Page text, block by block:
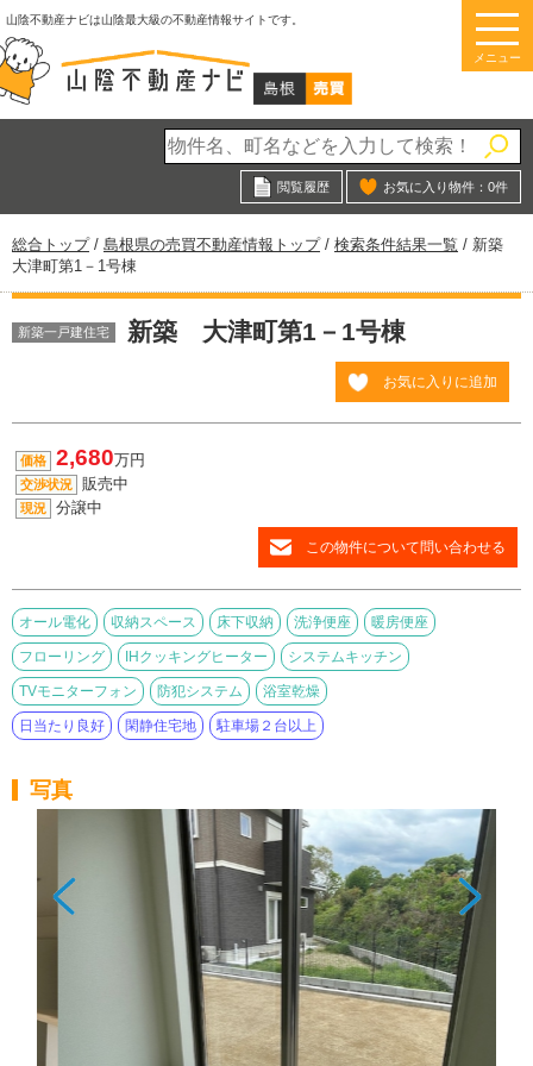
このページの本文へ
山陰不動産ナビは山陰最大級の不動産情報サイトです。
メニュー
閲覧履歴 お気に入り物件： 0件
現
在
の
置：
総合トップ/ 島根県の売買不動産情報トップ/ 検索条件結果一覧 / 新築
大津町第1－1号棟
新築一戸建住宅 新築 大津町第1－1号棟
お気に入りに追加
価格 2,680万円
交渉状況 販売中
現況 分譲中
この物件について問い合わせる
オール電化 収納スペース 床下収納 洗浄便座 暖房便座
フローリング IHクッキングヒーター システムキッチン
TVモニターフォン 防犯システム 浴室乾燥
日当たり良好 閑静住宅地 駐車場２台以上
写真